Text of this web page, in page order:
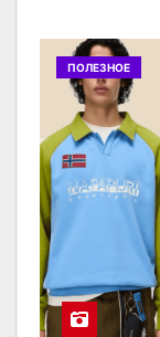
ПОЛЕЗНОЕ